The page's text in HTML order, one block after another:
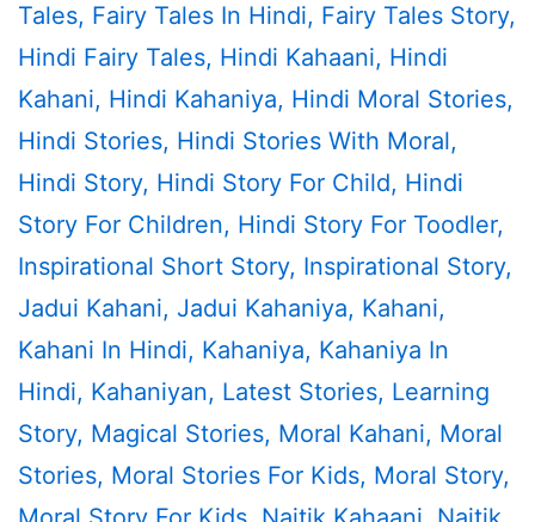
Tales, Fairy Tales In Hindi, Fairy Tales Story,
Hindi Fairy Tales, Hindi Kahaani, Hindi
Kahani, Hindi Kahaniya, Hindi Moral Stories,
Hindi Stories, Hindi Stories With Moral,
Hindi Story, Hindi Story For Child, Hindi
Story For Children, Hindi Story For Toodler,
Inspirational Short Story, Inspirational Story,
Jadui Kahani, Jadui Kahaniya, Kahani,
Kahani In Hindi, Kahaniya, Kahaniya In
Hindi, Kahaniyan, Latest Stories, Learning
Story, Magical Stories, Moral Kahani, Moral
Stories, Moral Stories For Kids, Moral Story,